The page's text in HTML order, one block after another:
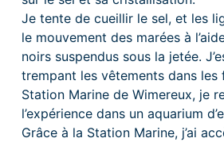
Je tente de cueillir le sel, et les
le mouvement des marées à
noirs suspendus sous la jetée.
trempant les vêtements dans les
Station Marine de Wimereux, je
l’expérience dans un aquarium
Grâce à la Station Marine, j’ai